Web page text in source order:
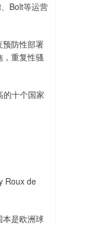
Bolt等运营
预防性部署
重复性骚
的十个国家
Roux de
本是欧洲球